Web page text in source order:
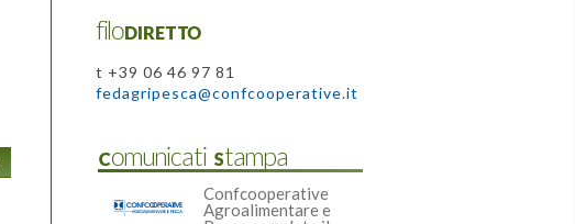
filoDIRETTO
t +39 06 46 97 81
fedagripesca@confcooperative.it
Comunicati Stampa
Confcooperative
Agroalimentare e